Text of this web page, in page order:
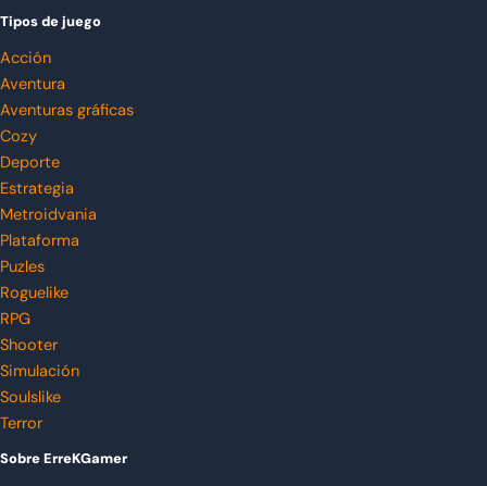
Tipos de juego
Acción
Aventura
Aventuras gráficas
Cozy
Deporte
Estrategia
Metroidvania
Plataforma
Puzles
Roguelike
RPG
Shooter
Simulación
Soulslike
Terror
Sobre ErreKGamer